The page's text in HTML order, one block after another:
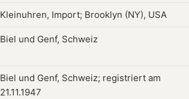
Kleinuhren, Import; Brooklyn (NY), USA
Biel und Genf, Schweiz
Biel und Genf, Schweiz; registriert am
21.11.1947